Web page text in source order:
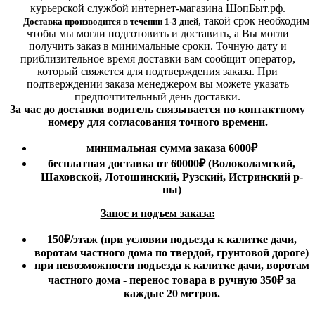
курьерской службой интернет-магазина ШопБыт.рф.
Доставка производится в течении 1-3 дней, такой срок необходим
чтобы мы могли подготовить и доставить, а Вы могли
получить заказ в минимальные сроки. Точную дату и
приблизительное время доставки вам сообщит оператор,
который свяжется для подтверждения заказа. При
подтверждении заказа менеджером вы можете указать
предпочтительный день доставки.
За час до доставки водитель связывается по контактному
номеру для согласования точного времени.
минимальная сумма заказа 6000₽
бесплатная доставка от 60000₽ (Волоколамский,
Шаховской, Лотошинский, Рузский, Истринский р-
ны)
Занос и подъем заказа:
150₽/этаж(при условии подъезда к калитке дачи,
воротам частного дома по твердой, грунтовой дороге)
при невозможности подъезда к калитке дачи, воротам
частного дома - перенос товара в ручную 350₽ за
каждые 20 метров.